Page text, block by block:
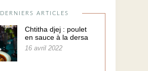
DERNIERS ARTICLES
Chtitha djej : poulet
en sauce à la dersa
16 avril 2022